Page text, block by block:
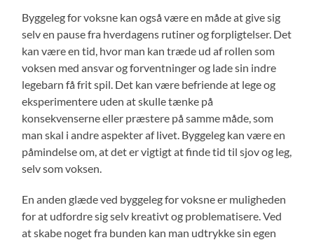
Byggeleg for voksne kan også være en måde at give sig
selv en pause fra hverdagens rutiner og forpligtelser. Det
kan være en tid, hvor man kan træde ud af rollen som
voksen med ansvar og forventninger og lade sin indre
legebarn få frit spil. Det kan være befriende at lege og
eksperimentere uden at skulle tænke på
konsekvenserne eller præstere på samme måde, som
man skal i andre aspekter af livet. Byggeleg kan være en
påmindelse om, at det er vigtigt at finde tid til sjov og leg,
selv som voksen.
En anden glæde ved byggeleg for voksne er muligheden
for at udfordre sig selv kreativt og problematisere. Ved
at skabe noget fra bunden kan man udtrykke sin egen